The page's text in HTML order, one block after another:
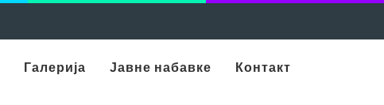
Галерија Јавне набавке Контакт